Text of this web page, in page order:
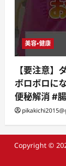
美容・健康
【要注意】
ボロボロに
便秘解消 #
Copyright ©